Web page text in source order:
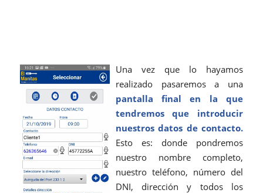
Una vez que lo hayamos
realizado pasaremos a una
pantalla final en la que
tendremos que introducir
nuestros datos de contacto.
Esto es: donde pondremos
nuestro nombre completo,
nuestro teléfono, número del
DNI, dirección y todos los